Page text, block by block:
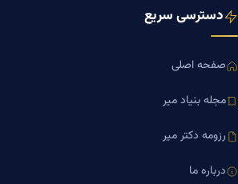
دسترسی سریع
صفحه اصلی
مجله بنیاد میر
رزومه دکتر میر
درباره ما